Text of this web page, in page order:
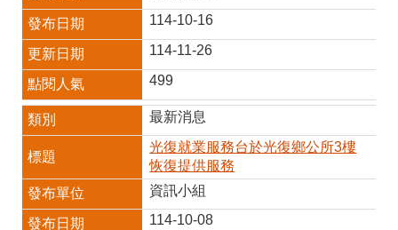
策
放
宣
告
聯
絡
資
訊
114-10-16
114-11-26
499
最新消息
光復就業服務台於光復鄉公所3樓
恢復提供服務
資訊小組
114-10-08